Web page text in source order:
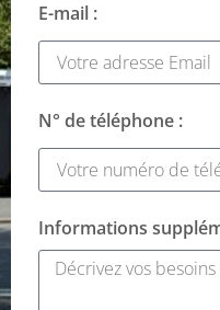
E-mail :
N° de téléphone :
Informations